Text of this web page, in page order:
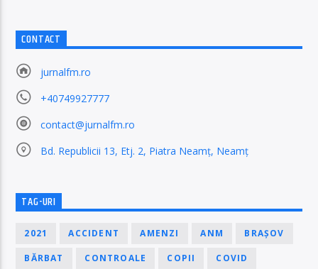
CONTACT
jurnalfm.ro
+40749927777
contact@jurnalfm.ro
Bd. Republicii 13, Etj. 2, Piatra Neamț, Neamț
TAG-URI
2021 ACCIDENT AMENZI ANM BRAȘOV
BĂRBAT CONTROALE COPII COVID